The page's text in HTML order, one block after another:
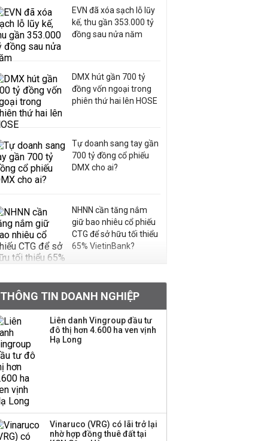
EVN đã xóa sạch lỗ lũy
kế, thu gần 353.000 tỷ
đồng sau nửa năm
DMX hút gần 700 tỷ
đồng vốn ngoại trong
phiên thứ hai lên HOSE
Tự doanh sang tay gần
700 tỷ đồng cổ phiếu
DMX cho ai?
NHNN cần tăng nắm
giữ bao nhiêu cổ phiếu
CTG để sở hữu tối thiểu
65% VietinBank?
62.000 tỷ đồng tiền
mặt, ngang ngửa MWG
Chuyên gia Phạm Xuân
Đề xuất miễn 30% thuế
thu nhập cho hộ kinh
THÔNG TIN DOANH NGHIỆP
Liên danh Vingroup đầu tư
đô thị hơn 4.600 ha ven vịnh
Hạ Long
Vinaruco (VRG) có lãi trở lại
nhờ hợp đồng thuê đất tại